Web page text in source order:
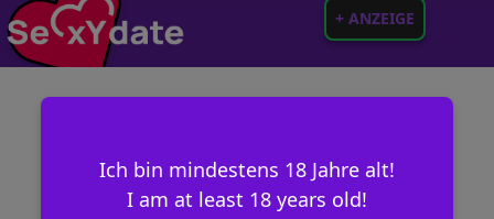
Ich bin mindestens 18 Jahre alt!
I am at least 18 years old!
+ ANZEIGE